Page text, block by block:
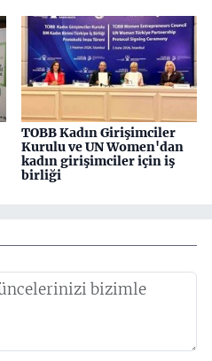
TOBB Kadın Girişimciler
Kurulu ve UN Women'dan
kadın girişimciler için iş
birliği